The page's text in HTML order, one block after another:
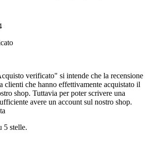
verificato" si intende che la recensione
clienti che hanno effettivamente acquistato il
shop. Tuttavia per poter scrivere una
avere un account sul nostro shop.
5 stelle.